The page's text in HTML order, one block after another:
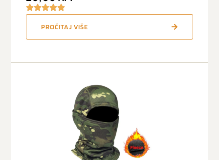
PROČITAJ VIŠE